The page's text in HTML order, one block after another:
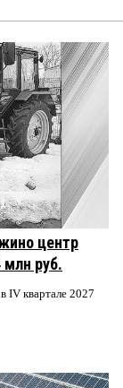
центр
млн руб.
IV квартале 2027